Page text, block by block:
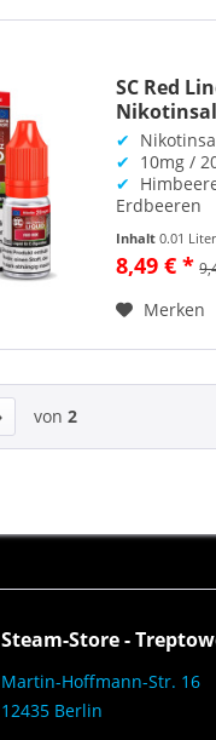
SC Red
✔
✔ 10mg /
✔
Erdbeeren
Inhalt0.01
8,49 € *
Merken
von 2
Steam-Store -
Martin-Hoffmann-Str. 16
12435 Berlin